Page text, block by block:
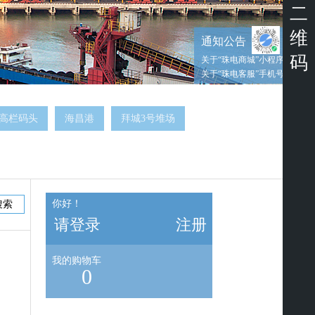
通知公告
关于“珠电商城”小程序上线的
关于“珠电客服”手机号码及微
栏码头 海昌港 拜城3号堆场
索 你好！
请登录 注册
我的购物车
0
二
维
码